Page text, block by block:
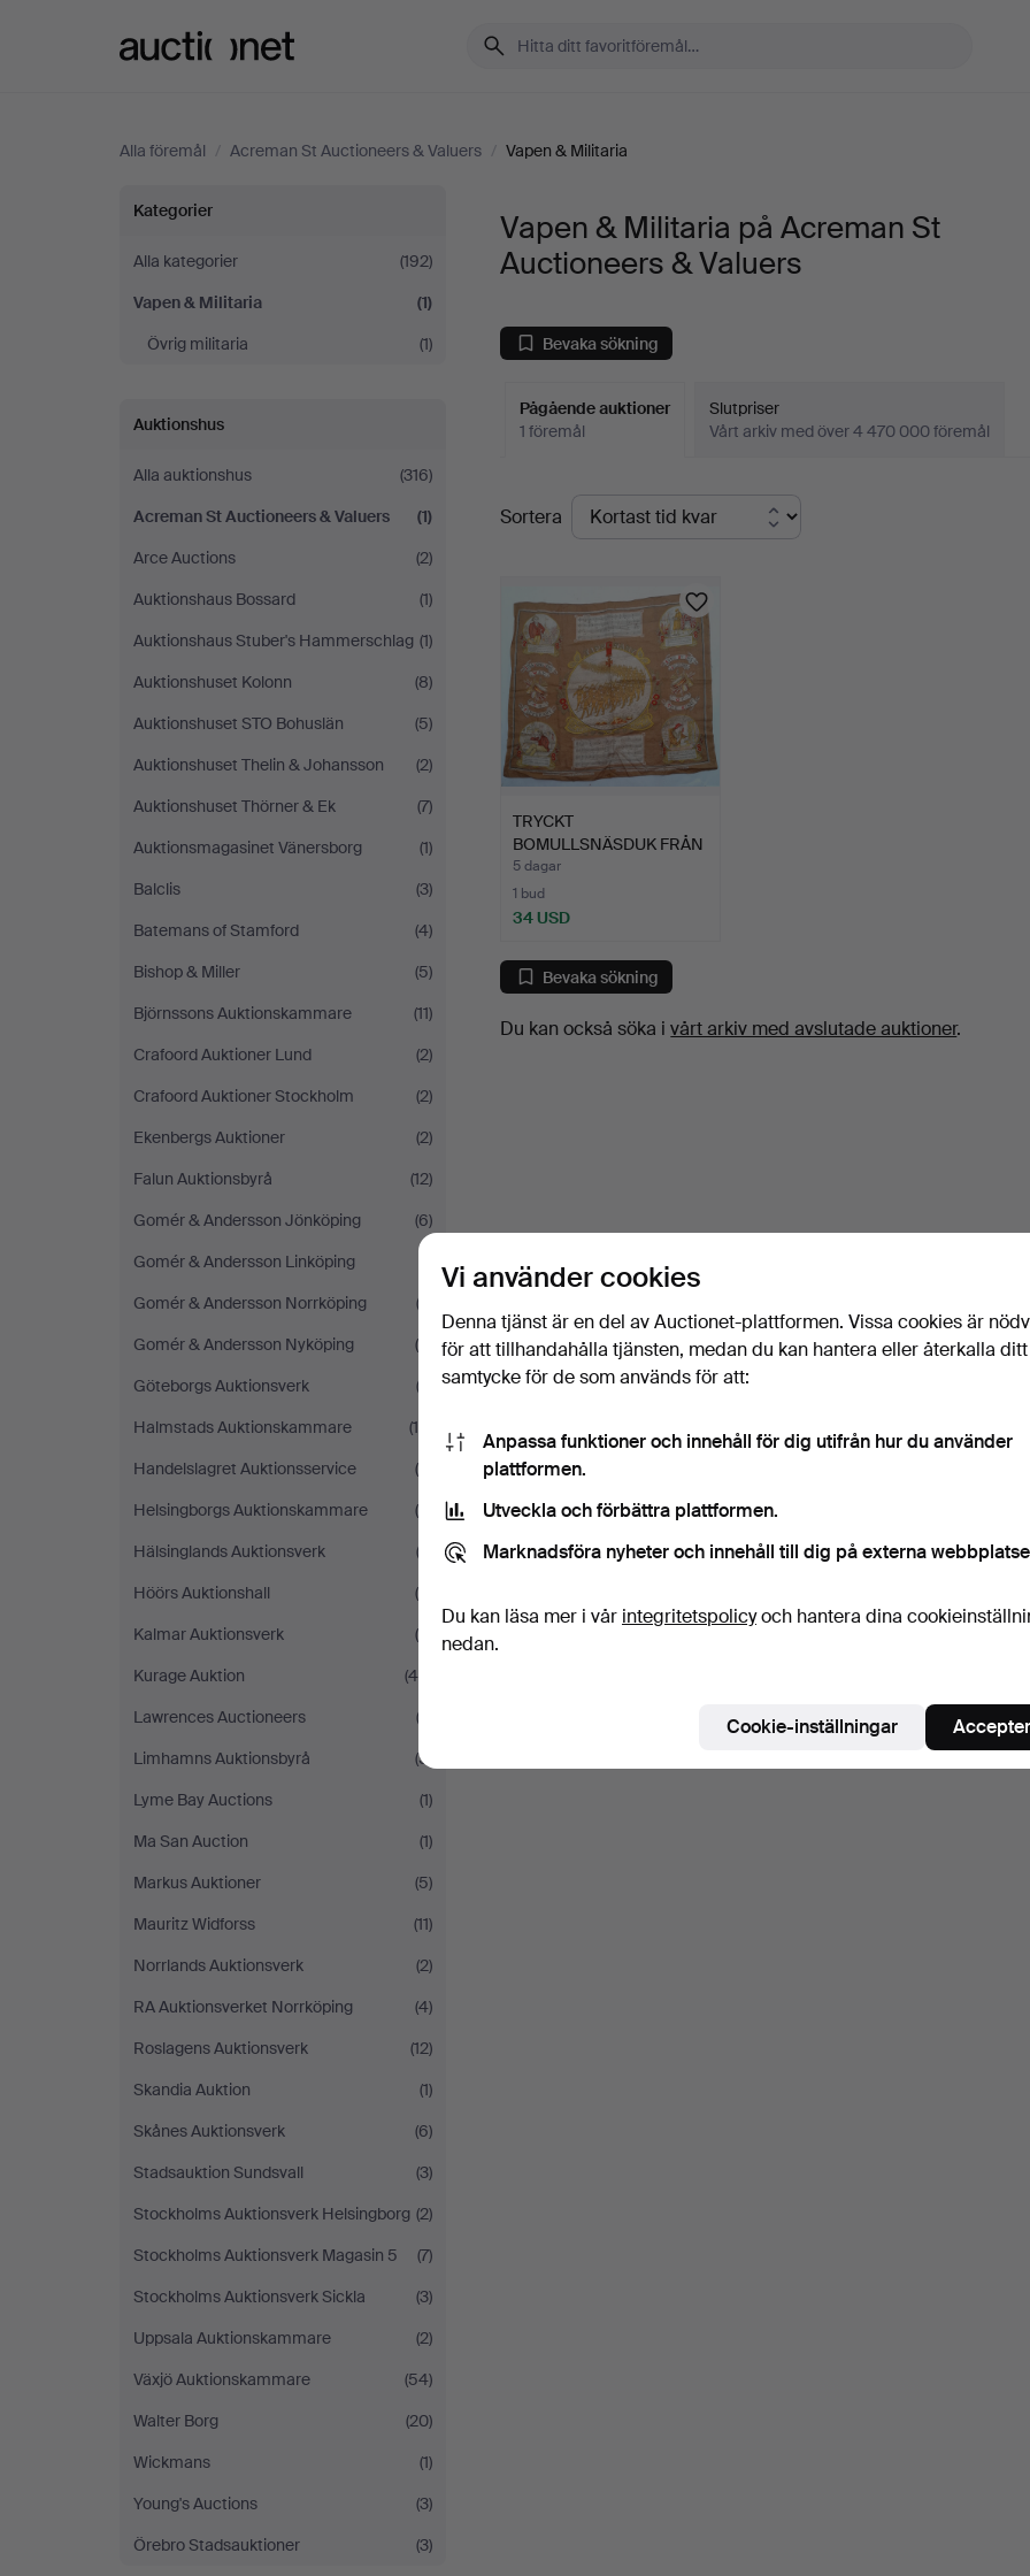
Alla föremål / Acreman St Auctioneers & Valuers / Vapen & Militaria
Vapen
&
Militaria
Acreman
St
Auctioneers
&
Valuers
Kategorier
Alla kategorier
(192)
Vapen & Militaria
(1)
Övrig militaria
(1)
Auktionshus
Alla auktionshus
(316)
Acreman St Auctioneers & Valuers
(1)
Arce Auctions
(2)
Auktionshaus Bossard
(1)
Auktionshaus Stuber's Hammerschlag (1)
Auktionshuset Kolonn
(8)
Auktionshuset STO Bohuslän
(5)
Auktionshuset Thelin & Johansson
(2)
Auktionshuset Thörner & Ek
(7)
Auktionsmagasinet Vänersborg
(1)
Balclis
(3)
Batemans of Stamford
(4)
Bishop & Miller
(5)
Björnssons Auktionskammare
(11)
Crafoord Auktioner Lund
(2)
Crafoord Auktioner Stockholm
(2)
Ekenbergs Auktioner
(2)
Falun Auktionsbyrå
(12)
Gomér & Andersson Jönköping
(6)
Gomér & Andersson Linköping
Gomér & Andersson Norrköping
(3)
Gomér & Andersson Nyköping
(5)
Göteborgs Auktionsverk
(2)
Halmstads Auktionskammare
(10)
Handelslagret Auktionsservice
(5)
Helsingborgs Auktionskammare
(5)
Hälsinglands Auktionsverk
(3)
Höörs Auktionshall
(4)
Kalmar Auktionsverk
(8)
Kurage Auktion
(46)
Lawrences Auctioneers
(3)
Limhamns Auktionsbyrå
(5)
Lyme Bay Auctions
(1)
Ma San Auction
(1)
Markus Auktioner
(5)
Mauritz Widforss
(11)
Norrlands Auktionsverk
(2)
RA Auktionsverket Norrköping
(4)
Roslagens Auktionsverk
(12)
Skandia Auktion
(1)
Skånes Auktionsverk
(6)
Stadsauktion Sundsvall
(3)
Stockholms Auktionsverk Helsingborg (2)
Stockholms Auktionsverk Magasin 5
(7)
Stockholms Auktionsverk Sickla
(3)
Uppsala Auktionskammare
(2)
Växjö Auktionskammare
(54)
Walter Borg
(20)
Wickmans
(1)
Young's Auctions
(3)
Örebro Stadsauktioner
(3)
Vapen & Militaria på Acreman St
Auctioneers & Valuers
Bevaka sökning
Pågående auktioner
1 föremål
Slutpriser
Vårt arkiv med över 4 470 000 föremål
Pågående
auktioner
Sortera
TRYCKT
BOMULLSNÄSDUK FRÅN
FÖRSTA VÄRLDSKRI…
5 dagar
1 bud
34 USD
Bevaka sökning
Du kan också söka ivårt arkiv med avslutade auktioner.
Vi använder cookies
Denna tjänst är en del av Auctionet-plattformen. Vissa cookies är
för att tillhandahålla tjänsten, medan du kan hantera eller återkalla ditt
samtycke för de som används för att:
Anpassa funktioner och innehåll för dig utifrån hur du använder
plattformen.
Utveckla och förbättra plattformen.
Marknadsföra nyheter och innehåll till dig på externa
Du kan läsa mer i vår integritetspolicyoch hantera dina
nedan.
Cookie-inställningar